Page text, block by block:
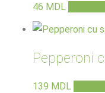
46 MDL
Pepperoni
139 MDL